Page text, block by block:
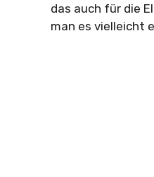
das auch für die
man es vielleicht